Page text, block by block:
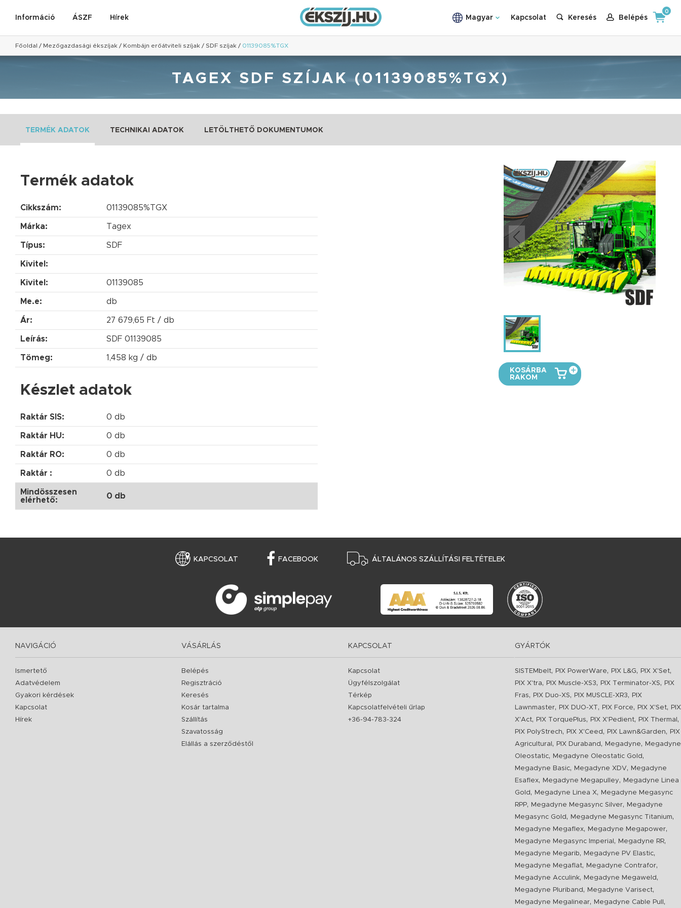
Információ ÁSZF Hírek Magyar Kapcsolat Keresés Belépés
0
Főoldal / Mezőgazdasági ékszíjak / Kombájn erőátviteli szíjak / SDF szíjak / 01139085%TGX
TAGEX SDF SZÍJAK (01139085%TGX)
TERMÉK ADATOK TECHNIKAI ADATOK LETÖLTHETŐ DOKUMENTUMOK
Termék adatok
Cikkszám: 01139085%TGX
Márka: Tagex
Típus: SDF
Kivitel:
Kivitel: 01139085
Me.e: db
Ár: 27 679,65 Ft / db
Leírás: SDF 01139085
Tömeg: 1,458 kg / db
Készlet adatok
Raktár SIS: 0 db
Raktár HU: 0 db
Raktár RO: 0 db
Raktár : 0 db
Mindösszesen
elérhető:
0 db
KOSÁRBA
RAKOM
KAPCSOLAT FACEBOOK ÁLTALÁNOS SZÁLLÍTÁSI FELTÉTELEK
NAVIGÁCIÓ
Ismertető
Adatvédelem
Gyakori kérdések
Kapcsolat
Hírek
VÁSÁRLÁS
Belépés
Regisztráció
Keresés
Kosár tartalma
Szállítás
Szavatosság
Elállás a szerződéstől
KAPCSOLAT
Kapcsolat
Ügyfélszolgálat
Térkép
Kapcsolatfelvételi űrlap
+36-94-783-324
GYÁRTÓK
SISTEMbelt, PIX PowerWare, PIX L&G, PIX X'Set,
PIX X'tra, PIX Muscle-XS3, PIX Terminator-XS,
PIX
Fras, PIX Duo-XS, PIX MUSCLE-XR3,
PIX
Lawnmaster, PIX DUO-XT, PIX Force, PIX X'Set,
PIX
X'Act, PIX TorquePlus, PIX X'Pedient, PIX Thermal ,
PIX PolyStrech, PIX X'Ceed , PIX Lawn&Garden,
PIX
Agricultural , PIX Duraband , Megadyne,
Megadyne
Oleostatic, Megadyne Oleostatic Gold ,
Megadyne Basic, Megadyne XDV,
Megadyne
Esaflex, Megadyne Megapulley,
Megadyne Linea
Gold , Megadyne Linea X,
Megadyne Megasync
RPP, Megadyne Megasync Silver,
Megadyne
Megasync Gold , Megadyne Megasync Titanium,
Megadyne Megaflex, Megadyne Megapower,
Megadyne Megasync Imperial , Megadyne RR,
Megadyne Megarib, Megadyne PV Elastic,
Megadyne Megaflat, Megadyne Contrafor,
Megadyne Acculink, Megadyne Megaweld ,
Megadyne Pluriband , Megadyne Varisect,
Megadyne Megalinear, Megadyne Cable Pull ,